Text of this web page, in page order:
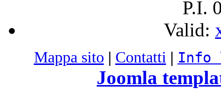
P.I.
Valid:
Mappa sito | Contatti | Info
Joomla